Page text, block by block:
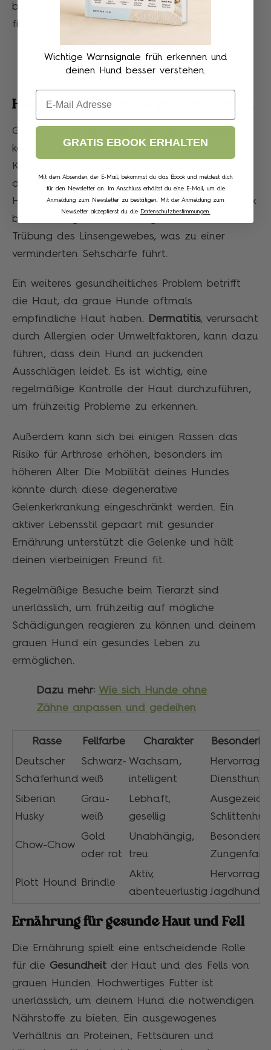
bewahren und sicherlich viele Bewunderer
finden!
Weiterführendes Material:Warum
riecht Hundeurin?
Hauptkrankheiten bei grauen Hunden
Graue Hunde sind zwar faszinierend, jedoch
können sie auch anfällig für bestimmte
Krankheiten sein. Eine häufige Erkrankung ist
die graue Star-Krankheit, die bei älteren
Hunden häufiger auftritt und die Sehkraft stark
beeinträchtigen kann. Dies geschieht durch den
Trübung des Linsengewebes, was zu einer
verminderten Sehschärfe führt.
Ein weiteres gesundheitliches Problem betrifft
die Haut, da graue Hunde oftmals
empfindliche Haut haben.
Dermatitis, verursacht
durch Allergien oder Umweltfaktoren, kann dazu
führen, dass dein Hund an juckenden
Ausschlägen leidet. Es ist wichtig, eine
regelmäßige Kontrolle der Haut durchzuführen,
um frühzeitig Probleme zu erkennen.
Außerdem kann sich bei einigen Rassen das
Risiko für Arthrose erhöhen, besonders im
höheren Alter. Die Mobilität deines Hundes
könnte durch diese degenerative
Gelenkerkrankung eingeschränkt werden. Ein
aktiver Lebensstil gepaart mit gesunder
Ernährung unterstützt die Gelenke und hält
deinen vierbeinigen Freund fit.
Regelmäßige Besuche beim Tierarzt sind
unerlässlich, um frühzeitig auf mögliche
Schädigungen reagieren zu können und deinem
grauen Hund ein gesundes Leben zu
ermöglichen.
Dazu mehr: Wie sich Hunde ohne
Zähne anpassen und gedeihen
Rasse Fellfarbe Charakter
Deutscher
Schäferhund
Schwarz-
weiß
Wachsam,
intelligent
Diensthund
Siberian
Husky
Grau-
weiß
Lebhaft,
gesellig
Chow-Chow
Gold
oder rot
Unabhängig,
treu
Besonderer
Plott Hound Brindle
Aktiv,
abenteuerlustig Jagdhund
Ernährung für gesunde Haut und Fell
Die Ernährung spielt eine entscheidende Rolle
für die Gesundheit der Haut und des Fells von
grauen Hunden. Hochwertiges Futter ist
unerlässlich, um deinem Hund die notwendigen
Nährstoffe zu bieten. Ein ausgewogenes
Verhältnis an Proteinen, Fettsäuren und
Wichtige Warnsignale früh erkennen und
deinen Hund besser verstehen.
Email
GRATIS EBOOK ERHALTEN
Mit dem Absenden der E-Mail, bekommst du das Ebook und meldest dich
für den Newsletter an. Im Anschluss erhältst du eine E-Mail, um die
Anmeldung zum Newsletter zu bestätigen. Mit der Anmeldung zum
Newsletter akzeptierst du die Datenschutzbestimmungen.